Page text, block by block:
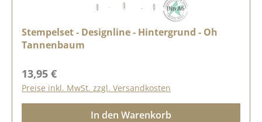
Stempelset - Designline - Hintergrund - Oh
Tannenbaum
Regulärer Preis:
13,95 €
Preise inkl. MwSt. zzgl. Versandkosten
In den Warenkorb